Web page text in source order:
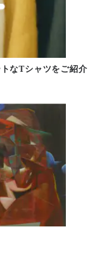
なTシャツをご紹介